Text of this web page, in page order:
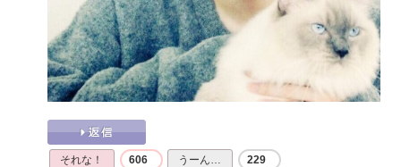
それな！ 606 うーん… 229